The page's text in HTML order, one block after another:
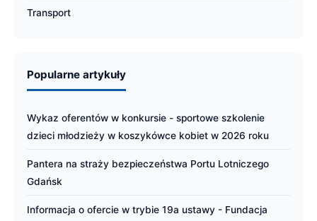
Transport
Popularne artykuły
Wykaz oferentów w konkursie - sportowe szkolenie
dzieci młodzieży w koszykówce kobiet w 2026 roku
Pantera na straży bezpieczeństwa Portu Lotniczego
Gdańsk
Informacja o ofercie w trybie 19a ustawy - Fundacja